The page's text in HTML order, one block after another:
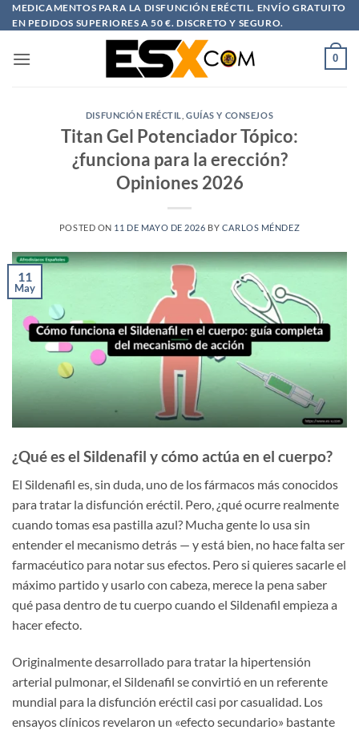
Saltar
al
MEDICAMENTOS PARA LA DISFUNCIÓN ERÉCTIL. ENVÍO GRATUITO
EN PEDIDOS SUPERIORES A 50 €. DISCRETO Y SEGURO.
0
DISFUNCIÓN ERÉCTIL ,GUÍAS Y CONSEJOS
Titan Gel Potenciador Tópico:
¿funciona para la erección?
Opiniones 2026
POSTED ON 11 DE MAYO DE 2026 BY CARLOS MÉNDEZ
11
May
¿Qué es el Sildenafil y cómo actúa en el cuerpo?
El Sildenafil es, sin duda, uno de los fármacos más conocidos
para tratar la disfunción eréctil. Pero, ¿qué ocurre realmente
cuando tomas esa pastilla azul? Mucha gente lo usa sin
entender el mecanismo detrás — y está bien, no hace falta ser
farmacéutico para notar sus efectos. Pero si quieres sacarle el
máximo partido y usarlo con cabeza, merece la pena saber
qué pasa dentro de tu cuerpo cuando el Sildenafil empieza a
hacer efecto.
Originalmente desarrollado para tratar la hipertensión
arterial pulmonar, el Sildenafil se convirtió en un referente
mundial para la disfunción eréctil casi por casualidad. Los
ensayos clínicos revelaron un «efecto secundario» bastante